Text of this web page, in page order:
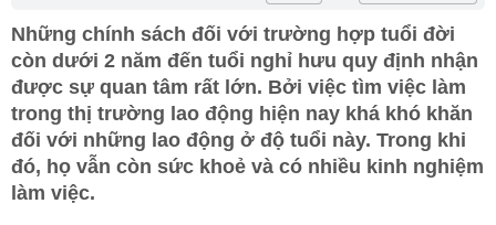
Những chính sách đối với trường hợp tuổi đời
còn dưới 2 năm đến tuổi nghỉ hưu quy định nhận
được sự quan tâm rất lớn. Bởi việc tìm việc làm
trong thị trường lao động hiện nay khá khó khăn
đối với những lao động ở độ tuổi này. Trong khi
đó, họ vẫn còn sức khoẻ và có nhiều kinh nghiệm
làm việc.